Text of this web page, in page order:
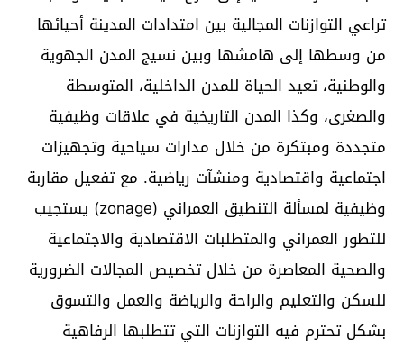
تراعي التوازنات المجالية بين امتدادات المدينة أحيائها
من وسطها إلى هامشها وبين نسيج المدن الجهوية
والوطنية، تعيد الحياة للمدن الداخلية، المتوسطة
والصغرى، وكذا المدن التاريخية في علاقات وظيفية
متجددة ومبتكرة من خلال مدارات سياحية وتجهيزات
اجتماعية واقتصادية ومنشآت رياضية. مع تفعيل مقاربة
وظيفية لمسألة التنطيق العمراني (zonage) يستجيب
للتطور العمراني والمتطلبات الاقتصادية والاجتماعية
والصحية المعاصرة من خلال تخصيص المجالات الضرورية
للسكن والتعليم والراحة والرياضة والعمل والتسوق
بشكل تحترم فيه التوازنات التي تتطلبها الرفاهية